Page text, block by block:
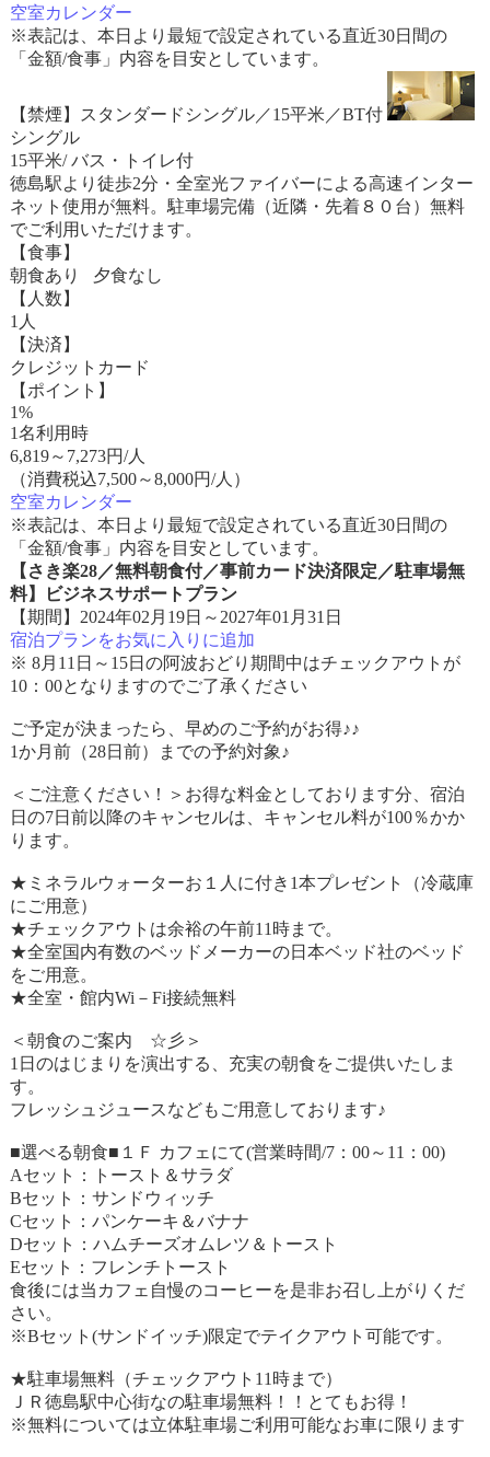
空室カレンダー
※表記は、本日より最短で設定されている直近30日間の
「金額/食事」内容を目安としています。
【禁煙】スタンダードシングル／15平米／BT付
シングル
15平米/ バス・トイレ付
徳島駅より徒歩2分・全室光ファイバーによる高速インター
ネット使用が無料。駐車場完備（近隣・先着８０台）無料
でご利用いただけます。
【食事】
朝食あり 夕食なし
【人数】
1人
【決済】
クレジットカード
【ポイント】
1%
1名利用時
6,819～ 7,273円/人
（消費税込7,500～8,000円/人）
空室カレンダー
※表記は、本日より最短で設定されている直近30日間の
「金額/食事」内容を目安としています。
【さき楽28／無料朝食付／事前カード決済限定／駐車場無
料】ビジネスサポートプラン
【期間】2024年02月19日～2027年01月31日
宿泊プランをお気に入りに追加
※ 8月11日～15日の阿波おどり期間中はチェックアウトが
10：00となりますのでご了承ください
ご予定が決まったら、早めのご予約がお得♪♪
1か月前（28日前）までの予約対象♪
＜ご注意ください！＞お得な料金としております分、宿泊
日の7日前以降のキャンセルは、キャンセル料が100％かか
ります。
★ミネラルウォーターお１人に付き1本プレゼント（冷蔵庫
にご用意）
★チェックアウトは余裕の午前11時まで。
★全室国内有数のベッドメーカーの日本ベッド社のベッド
をご用意。
★全室・館内Wi－Fi接続無料
＜朝食のご案内 ☆彡＞
1日のはじまりを演出する、充実の朝食をご提供いたしま
す。
フレッシュジュースなどもご用意しております♪
■選べる朝食■１Ｆ カフェにて(営業時間/7：00～11：00)
Aセット：トースト＆サラダ
Bセット：サンドウィッチ
Cセット：パンケーキ＆バナナ
Dセット：ハムチーズオムレツ＆トースト
Eセット：フレンチトースト
食後には当カフェ自慢のコーヒーを是非お召し上がりくだ
さい。
※Bセット(サンドイッチ)限定でテイクアウト可能です。
★駐車場無料（チェックアウト11時まで）
ＪＲ徳島駅中心街なの駐車場無料！！とてもお得！
※無料については立体駐車場ご利用可能なお車に限ります